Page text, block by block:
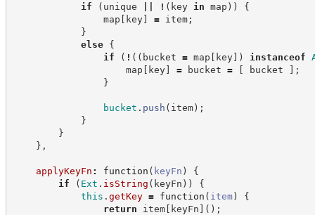
if ( unique ! ( key in map ) )
{
map [ key] = item;
}
else
{
if
( ! ( ( bucket = map [ key] ) instanceof
map [ key] = bucket = [ bucket ] ;
}
bucket . push ( item) ;
}
}
} ,
applyKeyFn : function ( keyFn )
{
if
( Ext . isString ( keyFn ) )
{
this . getKey = function ( item)
{
return item[ keyFn ] ( ) ;